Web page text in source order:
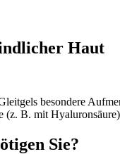
Haut
besondere
B. mit
Sie?